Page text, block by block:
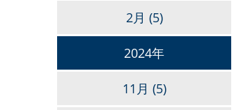
2月 (5)
2024年
11月 (5)